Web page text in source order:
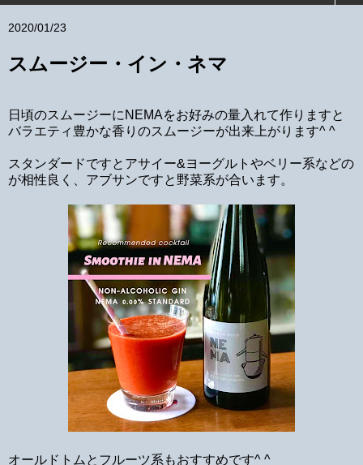
2020/01/23
スムージー・イン・ネマ
日頃のスムージーにNEMAをお好みの量入れて作りますと
バラエティ豊かな香りのスムージーが出来上がります^ ^
スタンダードですとアサイー&ヨーグルトやベリー系などの
が相性良く、アブサンですと野菜系が合います。
オールドトムとフルーツ系もおすすめです^ ^